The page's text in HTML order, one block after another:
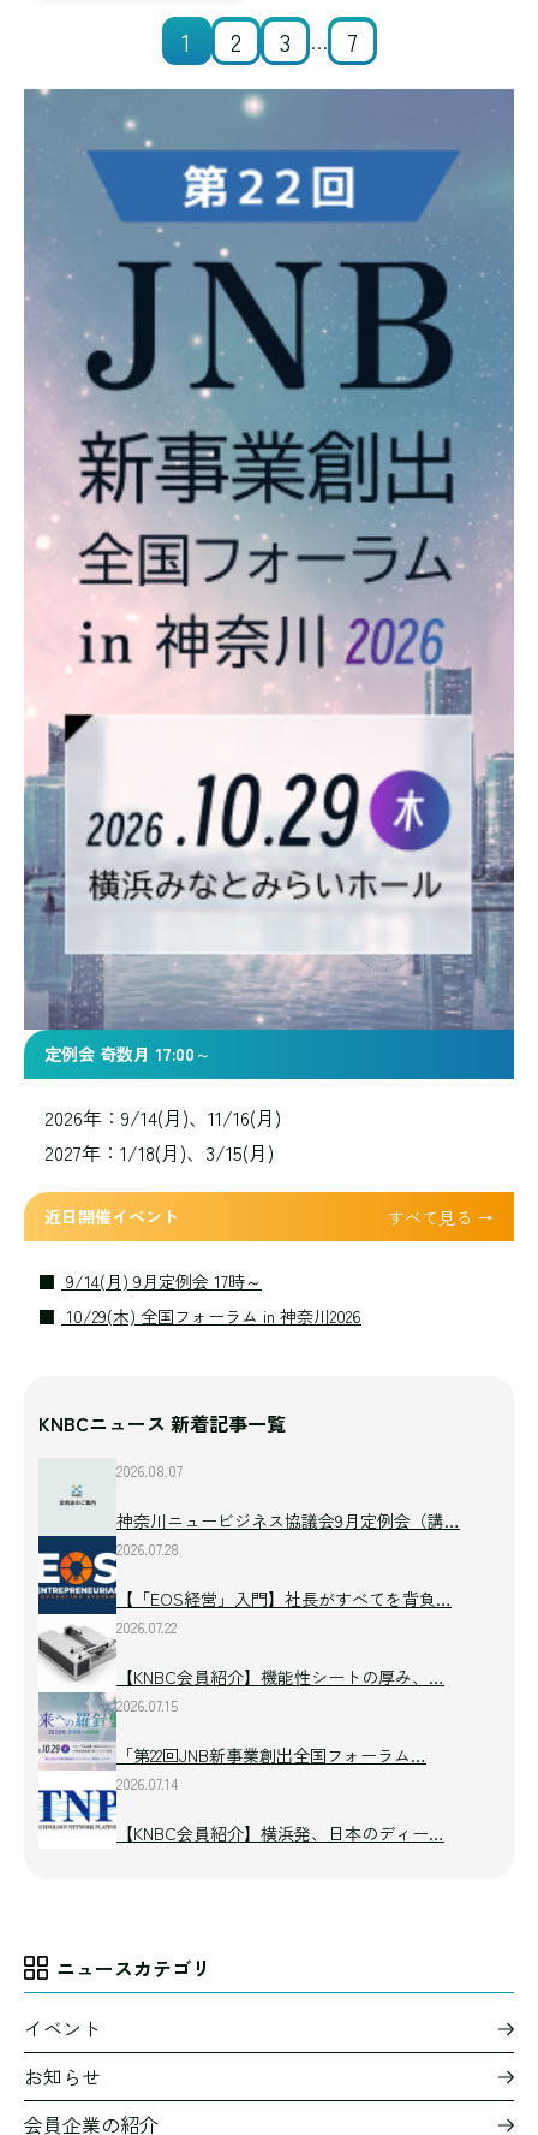
1 2 3 … 7
定例会 奇数月 17:00～
2026年：9/14(月)、11/16(月)
2027年：1/18(月)、3/15(月)
近日開催イベント すべて見る →
9/14(月) 9月定例会 17時～
10/29(木) 全国フォーラム in 神奈川2026
KNBCニュース 新着記事一覧
2026.08.07
神奈川ニュービジネス協議会9月定例会（講…
2026.07.28
【「EOS経営」入門】社長がすべてを背負…
2026.07.22
【KNBC会員紹介】機能性シートの厚み、…
2026.07.15
「第22回JNB新事業創出全国フォーラム…
2026.07.14
【KNBC会員紹介】横浜発、日本のディー…
ニュースカテゴリ
イベント
お知らせ
会員企業の紹介